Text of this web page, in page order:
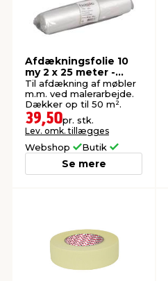
Afdækningsfolie 10
my 2 x 25 meter -
Stabile®
Til afdækning af møbler
m.m. ved malerarbejde.
Dækker op til 50 m².
39,50pr. stk.
Lev. omk. tillægges
Webshop Butik
Se mere